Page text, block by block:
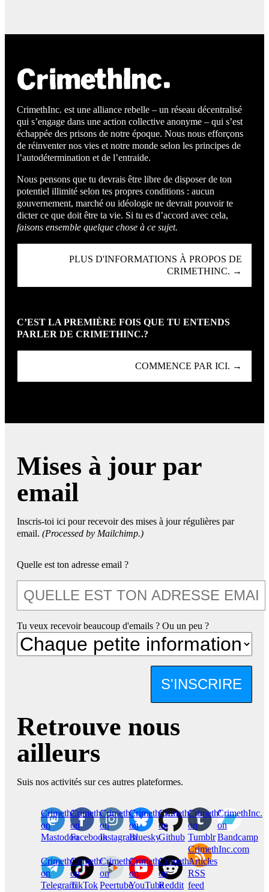
CrimethInc. est une alliance rebelle – un réseau décentralisé
qui s’engage dans une action collective anonyme – qui s’est
échappée des prisons de notre époque. Nous nous efforçons
de réinventer nos vies et notre monde selon les principes de
l’autodétermination et de l’entraide.
Nous pensons que tu devrais être libre de disposer de ton
potentiel illimité selon tes propres conditions : aucun
gouvernement, marché ou idéologie ne devrait pouvoir te
dicter ce que doit être ta vie. Si tu es d’accord avec cela,
faisons ensemble quelque chose à ce sujet.
PLUS D'INFORMATIONS À PROPOS DE
CRIMETHINC. →
C’EST LA PREMIÈRE FOIS QUE TU ENTENDS
PARLER DE CRIMETHINC.?
COMMENCE PAR ICI. →
Mises à jour par
email
Inscris-toi ici pour recevoir des mises à jour régulières par
email. (Processed by Mailchimp.)
Quelle est ton adresse email ?
Tu veux recevoir beaucoup d'emails ? Ou un peu ?
S'INSCRIRE
Retrouve nous
ailleurs
Suis nos activités sur ces autres plateformes.
CrimethInc.
on
Mastodon
Crimethinc.
on
Facebook
Crimethinc.
on
Instagram
Crimethinc.
on
Bluesky
CrimethInc.
on
Github
CrimethInc.
on
Tumblr
CrimethInc.
on
Bandcamp
CrimethInc.
on
Telegram
Crimethinc.
on
TikTok
CrimethInc.
on
Peertube
CrimethInc.
on
YouTube
CrimethInc.
on
Reddit
CrimethInc.com
Articles
RSS
feed